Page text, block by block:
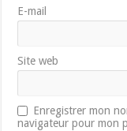
E-mail
Site web
Enregistrer mon
navigateur pour mon